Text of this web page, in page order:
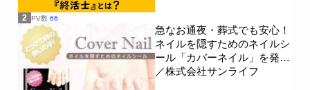
2 PV数 66
急なお通夜・葬式でも安心！
ネイルを隠すためのネイルシ
ール「カバーネイル」を発売
／株式会社サンライフ